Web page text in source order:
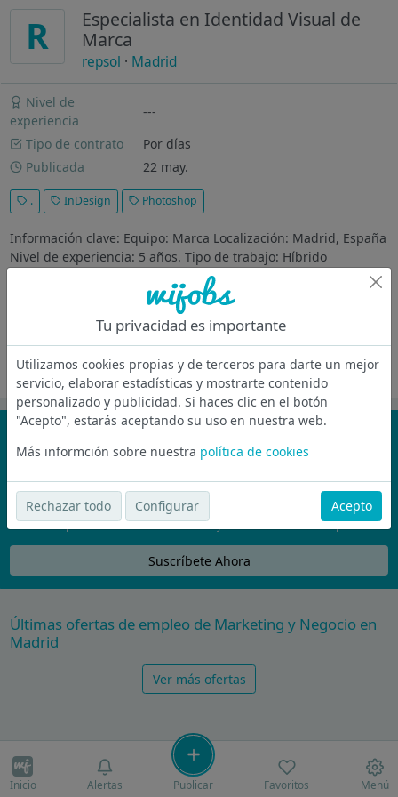
R
Especialista en Identidad Visual de
Marca
repsol · Madrid
Nivel de
experiencia
---
Tipo de contrato
Por días
Publicada
22 may.
. InDesign Photoshop
Información clave: Equipo: Marca Localización: Madrid, España
Nivel de experiencia: 5 años. Tipo de trabajo: Híbrido
Requisitos: Grado Universitario o Superior. Nivel de Inglés B2 o
superior. El equipo al que te unes: El área de Marca tiene
Oferta desactivada
¡No te pierdas nada!
Únete a la comunidad de wijobs y recibe por email las mejores
ofertas de empleo
Nunca compartiremos tu email con nadie y no te vamos a enviar spam
Suscríbete Ahora
Últimas ofertas de empleo de Marketing y Negocio en
Madrid
Ver más ofertas
Inicio Alertas Publicar Favoritos Menú
Tu privacidad es importante
Utilizamos cookies propias y de terceros para darte un mejor
servicio, elaborar estadísticas y mostrarte contenido
personalizado y publicidad. Si haces clic en el botón
"Acepto", estarás aceptando su uso en nuestra web.
Más informción sobre nuestra política de cookies
Rechazar todo Configurar Acepto